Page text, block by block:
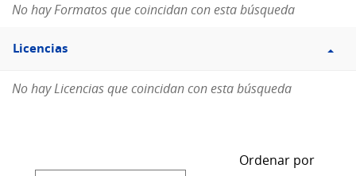
No hay Formatos que coincidan con esta búsqueda
Filtro
Licencias
Licencias
No hay Licencias que coincidan con esta búsqueda
Ordenar por